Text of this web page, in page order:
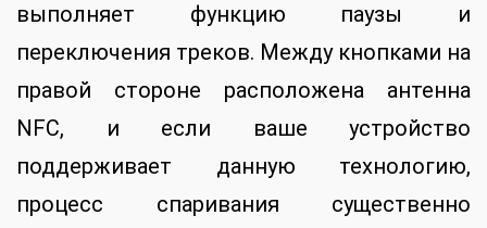
выполняет функцию паузы и
переключения треков. Между кнопками на
правой стороне расположена антенна
NFC, и если ваше устройство
поддерживает данную технологию,
процесс спаривания существенно